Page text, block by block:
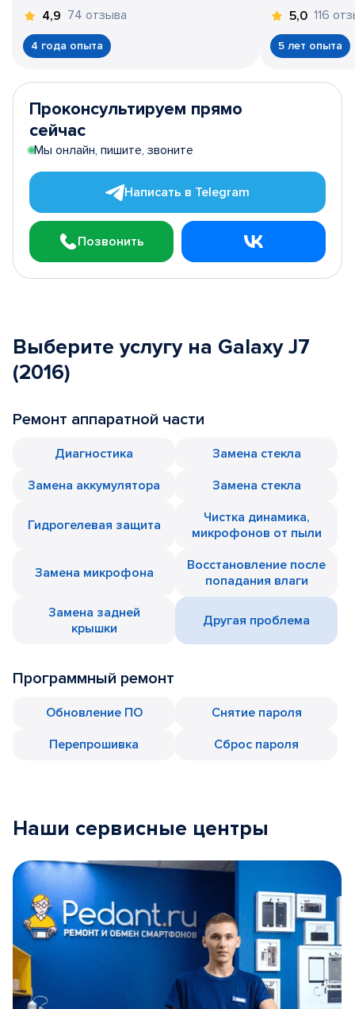
4,9 74 отзыва
4 года опыта
5,0 116
5 лет опыта
Проконсультируем прямо
сейчас
Мы онлайн, пишите, звоните
Написать в Telegram
Позвонить
Выберите услугу на Galaxy J7
(2016)
Ремонт аппаратной части
Диагностика
Замена стекла
Замена аккумулятора
Замена стекла
Гидрогелевая защита
Чистка динамика,
микрофонов от пыли
Замена микрофона
Восстановление после
попадания влаги
Замена задней
крышки
Другая проблема
Программный ремонт
Обновление ПО
Снятие пароля
Перепрошивка
Сброс пароля
Наши сервисные центры